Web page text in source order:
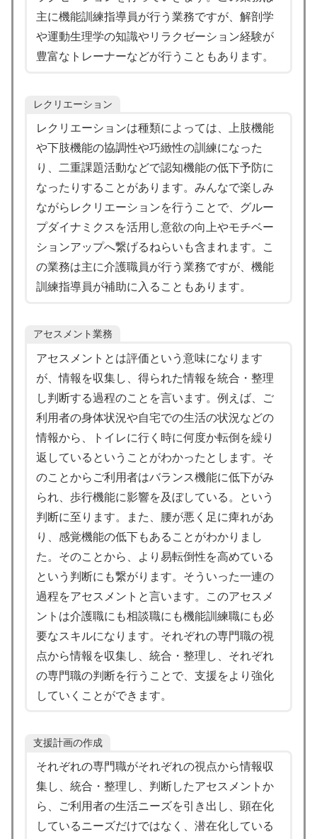
主に機能訓練指導員が行う業務ですが、解剖学
や運動生理学の知識やリラクゼーション経験が
豊富なトレーナーなどが行うこともあります。
レクリエーション
レクリエーションは種類によっては、上肢機能
や下肢機能の協調性や巧緻性の訓練になった
り、二重課題活動などで認知機能の低下予防に
なったりすることがあります。みんなで楽しみ
ながらレクリエーションを行うことで、グルー
プダイナミクスを活用し意欲の向上やモチベー
ションアップへ繋げるねらいも含まれます。こ
の業務は主に介護職員が行う業務ですが、機能
訓練指導員が補助に入ることもあります。
アセスメント業務
アセスメントとは評価という意味になります
が、情報を収集し、得られた情報を統合・整理
し判断する過程のことを言います。例えば、ご
利用者の身体状況や自宅での生活の状況などの
情報から、トイレに行く時に何度か転倒を繰り
返しているということがわかったとします。そ
のことからご利用者はバランス機能に低下がみ
られ、歩行機能に影響を及ぼしている。という
判断に至ります。また、腰が悪く足に痺れがあ
り、感覚機能の低下もあることがわかりまし
た。そのことから、より易転倒性を高めている
という判断にも繋がります。そういった一連の
過程をアセスメントと言います。このアセスメ
ントは介護職にも相談職にも機能訓練職にも必
要なスキルになります。それぞれの専門職の視
点から情報を収集し、統合・整理し、それぞれ
の専門職の判断を行うことで、支援をより強化
していくことができます。
支援計画の作成
それぞれの専門職がそれぞれの視点から情報収
集し、統合・整理し、判断したアセスメントか
ら、ご利用者の生活ニーズを引き出し、顕在化
しているニーズだけではなく、潜在化している